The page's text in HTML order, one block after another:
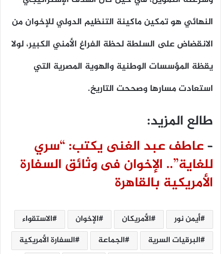
النهائي هو تمكين ماكينة التنظيم الدولي للإخوان من
الانقضاض على السلطة لحظة الفراغ الأمني الكبير، لولا
يقظة المؤسسات الوطنية والهوية المصرية التي
استعادت مسارها وصححت التاريخ.
طالع المزيد:
– عاطف عبد الغنى يكتب: “سري
للغاية”.. الإخوان فى وثائق السفارة
الأمريكية بالقاهرة
أيمن نور الأمريكان الإخوان
الاستقواء
البرقيات السرية
الجماعة
السفارة الأمريكية